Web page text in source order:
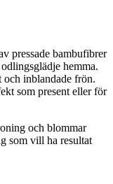
pressade bambufibrer
hemma.
inblandade frön.
som present eller för
och blommar
som vill ha resultat